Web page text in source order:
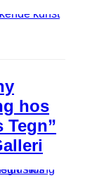
hos
Tegn”